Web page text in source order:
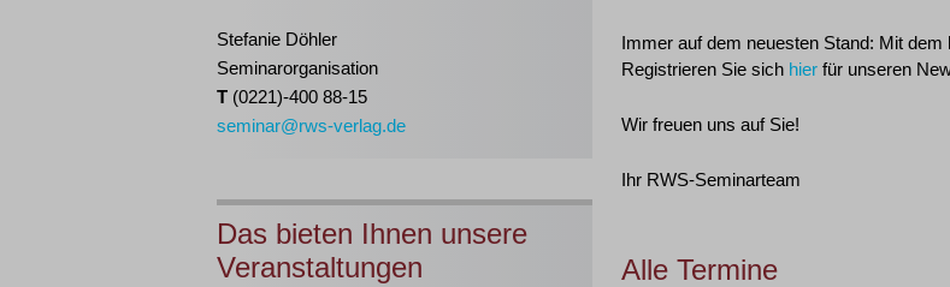
Stefanie Döhler
Seminarorganisation
T (0221)-400 88-15
seminar@rws-verlag.de
Das bieten Ihnen unsere
Veranstaltungen
Immer auf dem neuesten Stand: Mit dem
Registrieren Sie sich hier für unseren
Wir freuen uns auf Sie!
Ihr RWS-Seminarteam
Alle Termine